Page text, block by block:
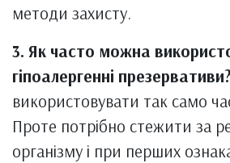
методи захисту.
3. Як часто можна
гіпоалергенні презервативи?
використовувати так само
Проте потрібно стежити за
організму і при перших